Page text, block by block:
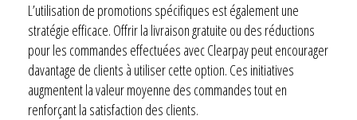
L’utilisation de promotions spécifiques est également une
stratégie efficace. Offrir la livraison gratuite ou des réductions
pour les commandes effectuées avec Clearpay peut encourager
davantage de clients à utiliser cette option. Ces initiatives
augmentent la valeur moyenne des commandes tout en
renforçant la satisfaction des clients.